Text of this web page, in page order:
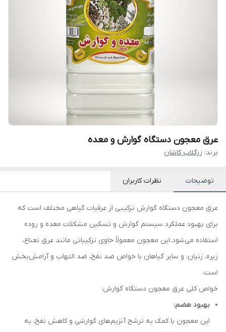
عرق معجون دستگاه گوارش و معده
برند: زرگلاب کاشان
توضیحات نظرات کاربران
عرق معجون دستگاه گوارش ترکیبی از عرقیات گیاهی مختلف است که
برای بهبود عملکرد سیستم گوارش و تسکین مشکلات معده و روده
استفاده می‌شود. این معجون معمولاً حاوی ترکیباتی مانند عرق نعناع،
زیره، زنیان، و سایر گیاهان با خواص ضد نفخ، ضد التهاب و آرامش‌بخش
است.
خواص کلی عرق معجون دستگاه گوارش:
بهبود هضم:
این معجون با کمک به ترشح آنزیم‌های گوارشی و کاهش نفخ، به